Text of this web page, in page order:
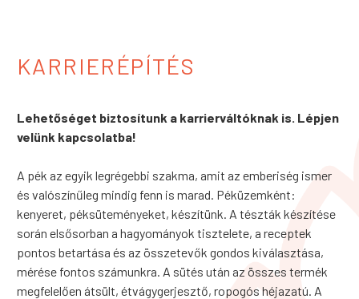
KARRIERÉPÍTÉS
Lehetőséget biztosítunk a karrierváltóknak is. Lépjen
velünk kapcsolatba!
A pék az egyik legrégebbi szakma, amit az emberiség ismer
és valószínűleg mindig fenn is marad. Péküzemként:
kenyeret, péksüteményeket, készítünk. A tészták készítése
során elsősorban a hagyományok tisztelete, a receptek
pontos betartása és az összetevők gondos kiválasztása,
mérése fontos számunkra. A sütés után az összes termék
megfelelően átsült, étvágygerjesztő, ropogós héjazatú. A